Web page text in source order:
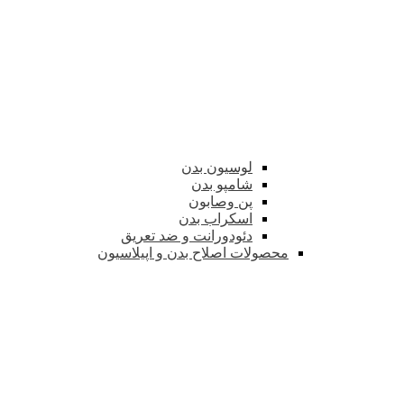
لوسیون بدن
شامپو بدن
پن وصابون
اسکراب بدن
دئودورانت و ضد تعریق
محصولات اصلاح بدن و اپیلاسیون